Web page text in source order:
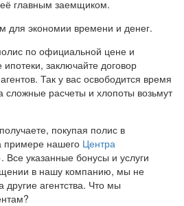
главным заемщиком.
для экономии времени и денег.
по официальной цене и
заключайте договор
Так у вас освободится время
сложные расчеты и хлопоты возьмут
покупая полис в
примере нашего Центра
. Все указанные бонусы и услуги
в нашу компанию, мы не
другие агентства. Что мы